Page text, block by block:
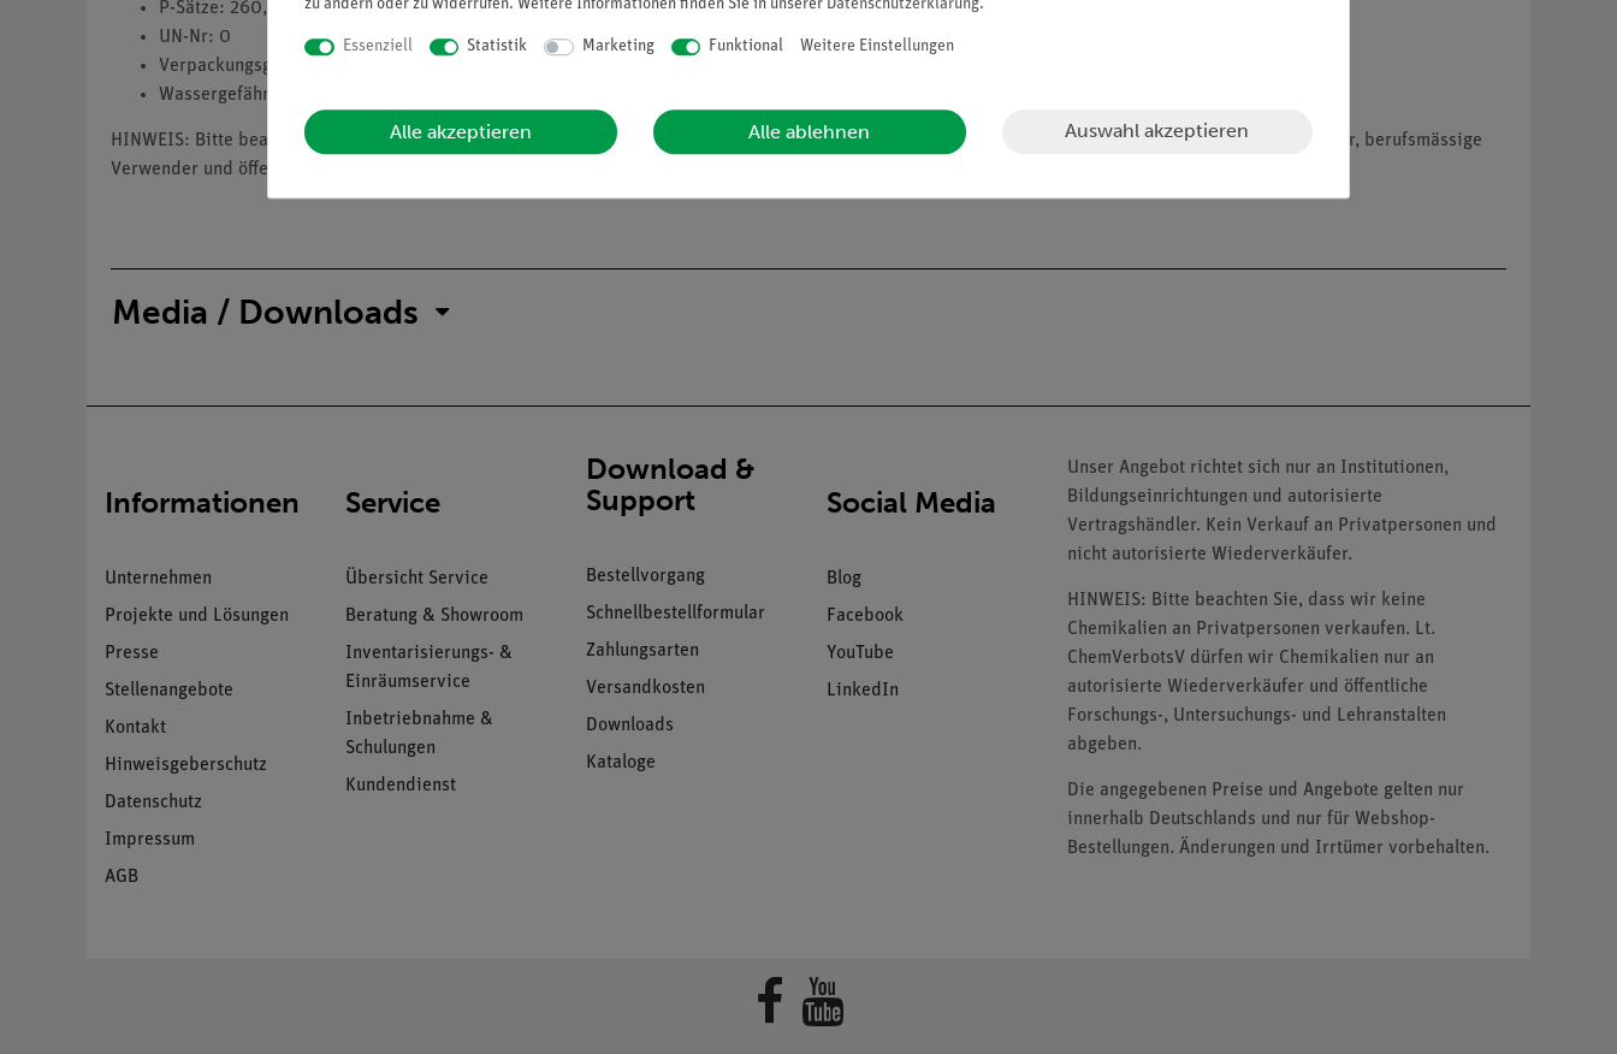
P-Sätze: 260,262
UN-Nr: 0
Verpackungsgruppe: 0
Wassergefährdungsklasse: 1
HINWEIS: Bitte beachten Sie, dass wir keine Chemikalien an Privatpersonen verkaufen. Lt. ChemVerbotsV dürfen wir Chemikalien nur an Wiederverkäufer, berufsmässige
Verwender und öffentliche Forschungs-, Untersuchungs- und Lehranstalten abgeben.
Media / Downloads
Informationen
Unternehmen
Projekte und Lösungen
Presse
Stellenangebote
Kontakt
Hinweisgeberschutz
Datenschutz
Impressum
AGB
Service
Übersicht Service
Beratung & Showroom
Inventarisierungs- &
Einräumservice
Inbetriebnahme &
Schulungen
Kundendienst
Download &
Support
Bestellvorgang
Schnellbestellformular
Zahlungsarten
Versandkosten
Downloads
Kataloge
Social Media
Blog
Facebook
YouTube
LinkedIn
Unser Angebot richtet sich nur an Institutionen,
Bildungseinrichtungen und autorisierte
Vertragshändler. Kein Verkauf an Privatpersonen und
nicht autorisierte Wiederverkäufer.
HINWEIS: Bitte beachten Sie, dass wir keine
Chemikalien an Privatpersonen verkaufen. Lt.
ChemVerbotsV dürfen wir Chemikalien nur an
autorisierte Wiederverkäufer und öffentliche
Forschungs-, Untersuchungs- und Lehranstalten
abgeben.
Die angegebenen Preise und Angebote gelten nur
innerhalb Deutschlands und nur für Webshop-
Bestellungen. Änderungen und Irrtümer vorbehalten.
zu ändern oder zu widerrufen. Weitere Informationen finden Sie in unserer Daten­schutz­erklärung.
Essenziell Statistik Marketing Funktional Weitere Einstellungen
Alle akzeptieren Alle ablehnen Auswahl akzeptieren